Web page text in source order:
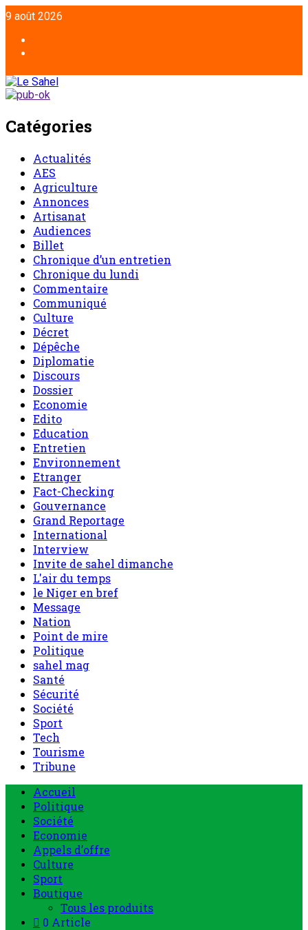
9 août 2026
Catégories
Actualités
AES
Agriculture
Annonces
Artisanat
Audiences
Billet
Chronique d’un entretien
Chronique du lundi
Commentaire
Communiqué
Culture
Décret
Dépêche
Diplomatie
Discours
Dossier
Economie
Edito
Education
Entretien
Environnement
Etranger
Fact-Checking
Gouvernance
Grand Reportage
International
Interview
Invite de sahel dimanche
L'air du temps
le Niger en bref
Message
Nation
Point de mire
Politique
sahel mag
Santé
Sécurité
Société
Sport
Tech
Tourisme
Tribune
Accueil
Politique
Société
Economie
Appels d’offre
Culture
Sport
Boutique
Tous les produits
0 Article